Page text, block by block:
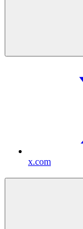
x.com